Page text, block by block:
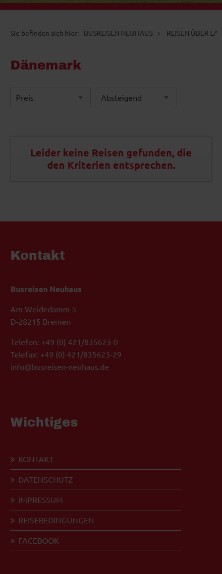
BUSREISEN NEUHAUS REISEN ÜBER
Dänemark
Leider keine Reisen gefunden, die
den Kriterien entsprechen.
Kontakt
Busreisen Neuhaus
Am Weidedamm 5
D-28215 Bremen
Telefon: +49 (0) 421/835623-0
Telefax: +49 (0) 421/835623-29
info@busreisen-neuhaus.de
Wichtiges
KONTAKT
DATENSCHUTZ
IMPRESSUM
REISEBEDINGUNGEN
FACEBOOK